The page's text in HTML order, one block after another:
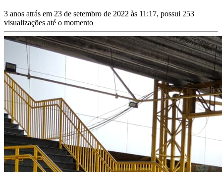
3 anos atrás em 23 de setembro de 2022 às 11:17, possui 253
visualizações até o momento